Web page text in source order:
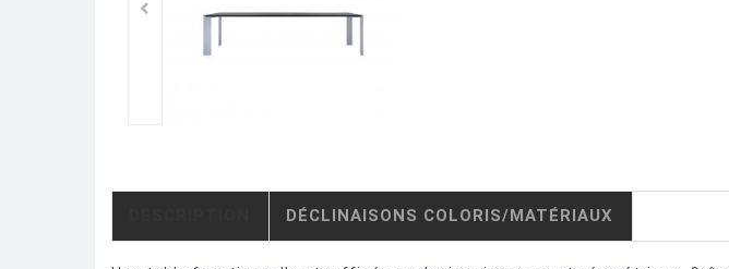
DÉCLINAISONS COLORIS/MATÉRIAUX